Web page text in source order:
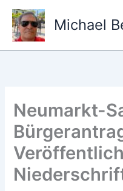
Zum
Inhalt
springen
Michael
Neumarkt-